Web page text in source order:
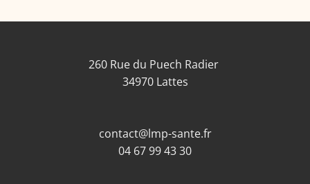
260 Rue du Puech Radier
34970 Lattes
contact@lmp-sante.fr
04 67 99 43 30